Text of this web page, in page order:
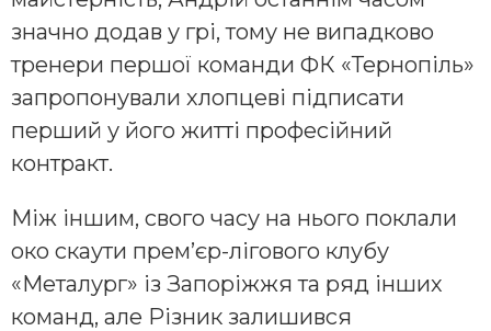
значно додав у грі, тому не випадково
тренери першої команди ФК «Тернопіль»
запропонували хлопцеві підписати
перший у його житті професійний
контракт.
Між іншим, свого часу на нього поклали
око скаути прем’єр-лігового клубу
«Металург» із Запоріжжя та ряд інших
команд, але Різник залишився